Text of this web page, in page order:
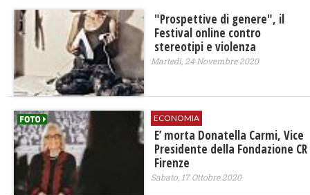
"Prospettive di genere", il
Festival online contro
stereotipi e violenza
Martedì, 24 Novembre 2020
ECONOMIA
E’ morta Donatella Carmi, Vice
Presidente della Fondazione CR
Firenze
Sabato, 17 Ottobre 2020